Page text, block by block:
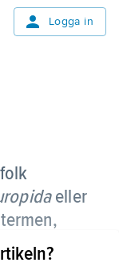
Logga in
folk
eller
av raser
av